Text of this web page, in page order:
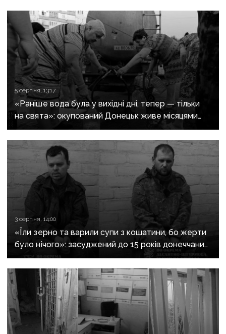
5 серпня, 13:17
«Раніше вода була у вихідні дні, тепер — тільки
на свята»: окупований Донецьк живе місяцями
без води
3 серпня, 14:00
«Їли зерно та варили супи з кошатини, бо жерти
було нічого»: засуджений до 15 років донеччанин
розповів, як воював за «ДНР» і потрапив у полон
при першому ж штурмі